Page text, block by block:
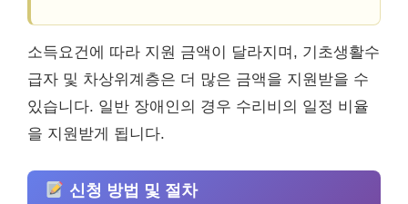
소득요건에 따라 지원 금액이 달라지며, 기초생활수
급자 및 차상위계층은 더 많은 금액을 지원받을 수
있습니다. 일반 장애인의 경우 수리비의 일정 비율
을 지원받게 됩니다.
신청 방법 및 절차